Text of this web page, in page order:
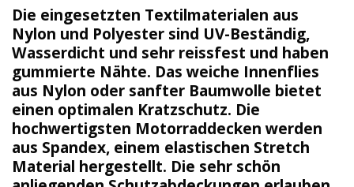
Die eingesetzten Textilmaterialen aus
Nylon und Polyester sind UV-Beständig,
Wasserdicht und sehr reissfest und haben
gummierte Nähte. Das weiche Innenflies
aus Nylon oder sanfter Baumwolle bietet
einen optimalen Kratzschutz. Die
hochwertigsten Motorraddecken werden
aus Spandex, einem elastischen Stretch
Material hergestellt. Die sehr schön